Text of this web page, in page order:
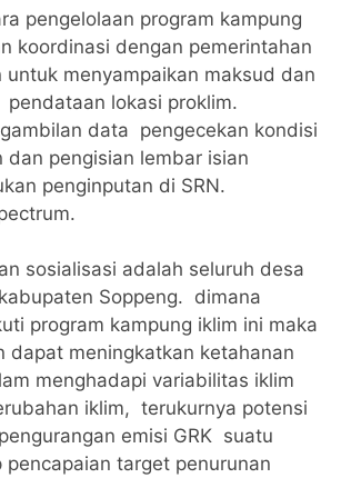
pengelolaan program kampung
koordinasi dengan pemerintahan
untuk menyampaikan maksud dan
lokasi proklim.
data pengecekan kondisi
dan pengisian lembar isian
penginputan di SRN.
sosialisasi adalah seluruh desa
Soppeng. dimana
program kampung iklim ini maka
dapat meningkatkan ketahanan
menghadapi variabilitas iklim
iklim, terukurnya potensi
emisi GRK suatu
pencapaian target penurunan